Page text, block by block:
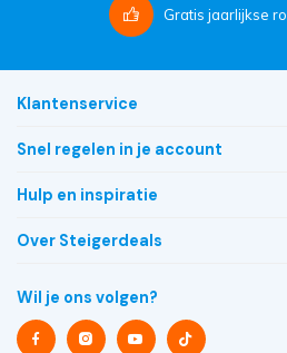
Gratis jaarlijkse
Klantenservice
Snel regelen in je account
Hulp en inspiratie
Over Steigerdeals
Wil je ons volgen?